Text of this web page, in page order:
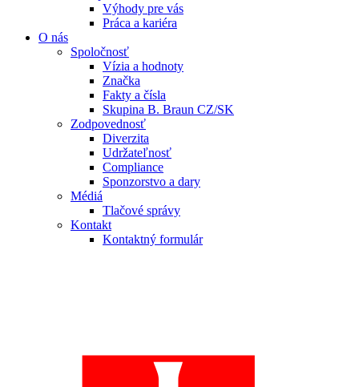
Výhody pre vás
Práca a kariéra
O nás
Spoločnosť
Vízia a hodnoty
Značka
Fakty a čísla
Skupina B. Braun CZ/SK
Zodpovednosť
Diverzita
Udržateľnosť
Compliance
Sponzorstvo a dary
Médiá
Tlačové správy
Kontakt
Kontaktný formulár